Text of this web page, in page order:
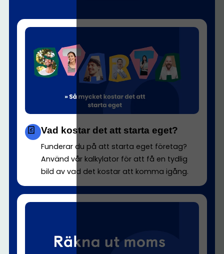
Vad kostar det att starta eget?
Funderar du på att starta eget företag?
Använd vår kalkylator för att få en tydlig
bild av vad det kostar att komma igång.